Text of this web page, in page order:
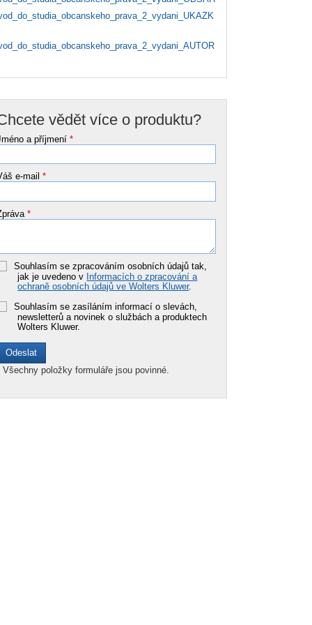
vědět více o produktu?
a příjmení*
e-mail*
*
Souhlasím se zpracováním osobních údajů tak,
jak je uvedeno v Informacích o zpracování a
ochraně osobních údajů ve Wolters Kluwer.
Souhlasím se zasíláním informací o slevách,
newsletterů a novinek o službách a produktech
Wolters Kluwer.
Všechny položky formuláře jsou povinné.